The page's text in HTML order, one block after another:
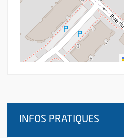
INFOS PRATIQUES